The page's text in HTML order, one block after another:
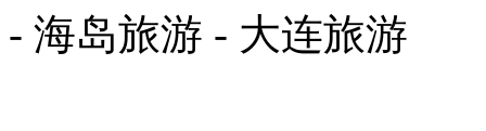
- 海岛旅游 - 大连旅游